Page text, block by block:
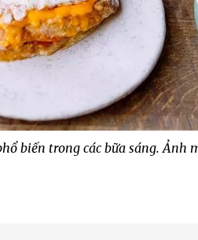
biến trong các bữa sáng. Ảnh